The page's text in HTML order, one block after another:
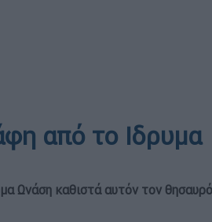
από το Ιδρυμα
Ωνάση καθιστά αυτόν τον θησαυρό